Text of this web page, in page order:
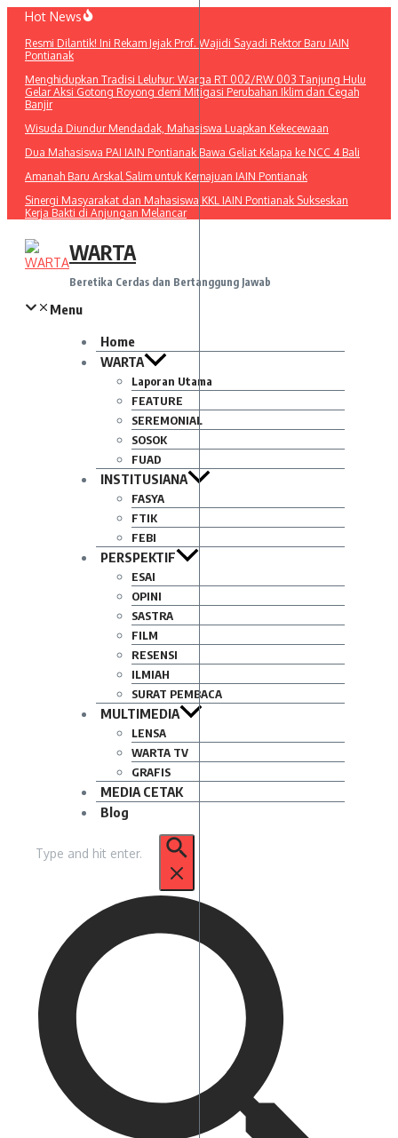
Lewati
konten
Hot News
Resmi Dilantik! Ini Rekam Jejak Prof. Wajidi Sayadi Rektor Baru IAIN
Pontianak
Menghidupkan Tradisi Leluhur: Warga RT 002/RW 003 Tanjung Hulu
Gelar Aksi Gotong Royong demi Mitigasi Perubahan Iklim dan Cegah
Banjir
Wisuda Diundur Mendadak, Mahasiswa Luapkan Kekecewaan
Dua Mahasiswa PAI IAIN Pontianak Bawa Geliat Kelapa ke NCC 4 Bali
Amanah Baru Arskal Salim untuk Kemajuan IAIN Pontianak
Sinergi Masyarakat dan Mahasiswa KKL IAIN Pontianak Sukseskan
Kerja Bakti di Anjungan Melancar
WARTA
Beretika Cerdas dan Bertanggung Jawab
Menu
Home
WARTA
Laporan Utama
FEATURE
SEREMONIAL
SOSOK
FUAD
INSTITUSIANA
FASYA
FTIK
FEBI
PERSPEKTIF
ESAI
OPINI
SASTRA
FILM
RESENSI
ILMIAH
SURAT PEMBACA
MULTIMEDIA
LENSA
WARTA TV
GRAFIS
MEDIA CETAK
Blog
untuk: